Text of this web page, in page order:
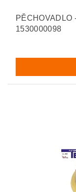
PĚCHOVADLO
1530000098